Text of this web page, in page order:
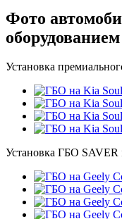
Фото
оборудованием
Установка
Установка ГБО SAVER